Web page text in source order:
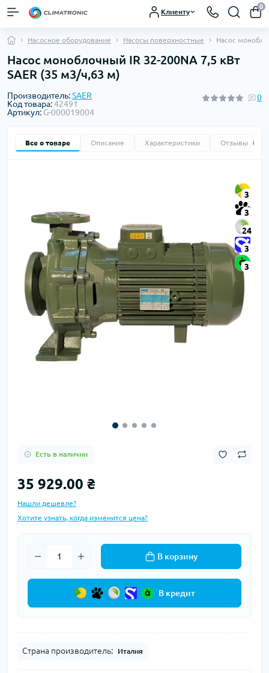
Клиенту
0
Насосное оборудование Насосы поверхностные Насос
Насос моноблочный IR 32-200NA 7,5 кВт
SAER (35 м3/ч,63 м)
Производитель:SAER
Код товара:42491
Артикул: G-000019004
0
Все о товаре Описание Характеристики Отзывы
3
3
24
3
3
Есть в наличии
35 929.00 ₴
Нашли дешевле?
Хотите узнать, когда изменится цена?
В корзину
В кредит
Страна производитель: Италия